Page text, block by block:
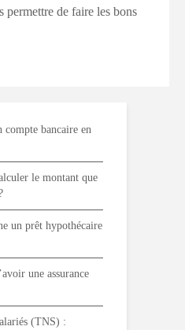
de faire les bons
bancaire en
le montant que
un prêt hypothécaire
une assurance
(TNS) :